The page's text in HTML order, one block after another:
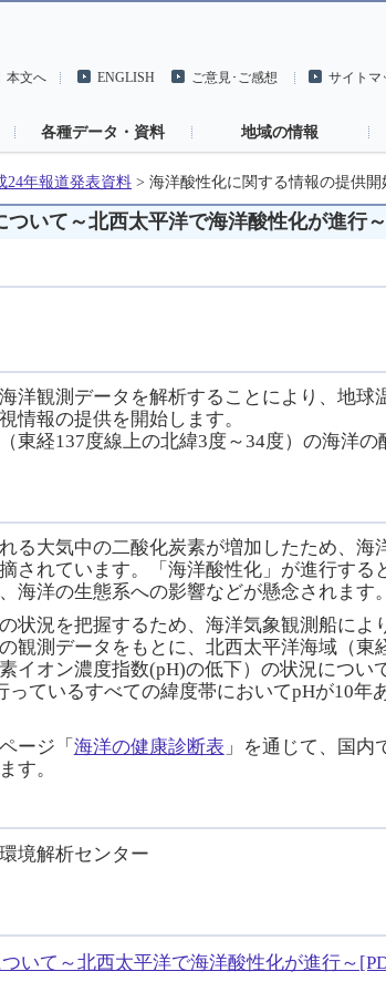
本文へ ENGLISH ご意見･ご感想 サイトマ
各種データ・資料 地域の情報
24年報道発表資料 > 海洋酸性化に関する情報の提供
いて～北西太平洋で海洋酸性化が進行～
洋観測データを解析することにより、地球
情報の提供を開始します。
経137度線上の北緯3度～34度）の海洋の
る大気中の二酸化炭素が増加したため、海
されています。「海洋酸性化」が進行する
海洋の生態系への影響などが懸念されます。
状況を把握するため、海洋気象観測船によ
観測データをもとに、北西太平洋海域（東
イオン濃度指数(pH)の低下）の状況につい
ているすべての緯度帯においてpHが10年
ージ「 海洋の健康診断表 」を通じて、国内
す。
境解析センター
いて～北西太平洋で海洋酸性化が進行～